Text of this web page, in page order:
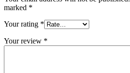
marked *
Your rating *
Your review *